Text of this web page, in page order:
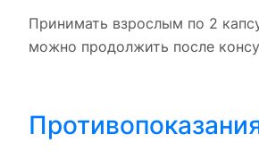
Принимать взрослым по 2
можно продолжить после